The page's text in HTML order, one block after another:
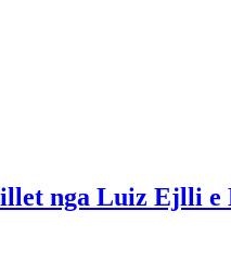
nga Luiz Ejlli e